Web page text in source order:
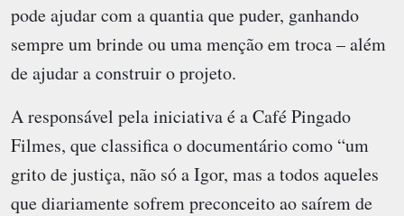
pode ajudar com a quantia que puder, ganhando
sempre um brinde ou uma menção em troca – além
de ajudar a construir o projeto.
A responsável pela iniciativa é a Café Pingado
Filmes, que classifica o documentário como “um
grito de justiça, não só a Igor, mas a todos aqueles
que diariamente sofrem preconceito ao saírem de